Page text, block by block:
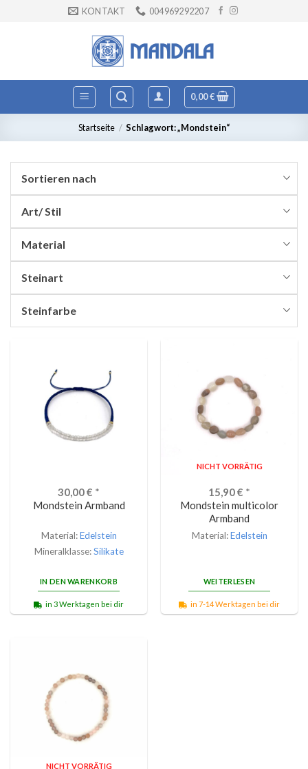
KONTAKT 004969292207
0,00€
Startseite / Schlagwort: „Mondstein“
Sortieren nach
Art/ Stil
Material
Steinart
Steinfarbe
30,00€ *
Mondstein Armband
Material:Edelstein
Mineralklasse:Silikate
IN DEN WARENKORB
in 3 Werktagen bei dir
NICHT VORRÄTIG
15,90€ *
Mondstein multicolor
Armband
Material:Edelstein
WEITERLESEN
in 7-14 Werktagen bei dir
NICHT VORRÄTIG